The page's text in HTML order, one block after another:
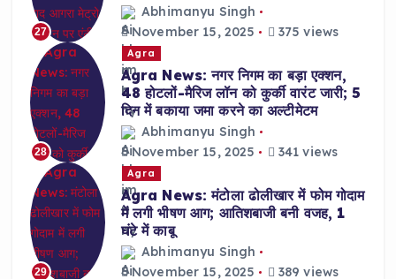
27
Abhimanyu Singh
November 15, 2025
375 views
28
Agra
Agra News: नगर निगम का बड़ा एक्शन,
48 होटलों-मैरिज लॉन को कुर्की वारंट जारी; 5
दिन में बकाया जमा करने का अल्टीमेटम
Abhimanyu Singh
November 15, 2025
341 views
29
Agra
Agra News: मंटोला ढोलीखार में फोम गोदाम
में लगी भीषण आग; आतिशबाजी बनी वजह, 1
घंटे में काबू
Abhimanyu Singh
November 15, 2025
389 views